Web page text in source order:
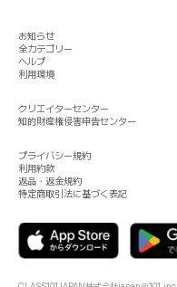
お知らせ
全カテゴリー
ヘルプ
利用環境
クリエイターセンター
知的財産権侵害申告センター
プライバシー規約
利用約款
返品・返金規約
特定商取引法に基づく表記